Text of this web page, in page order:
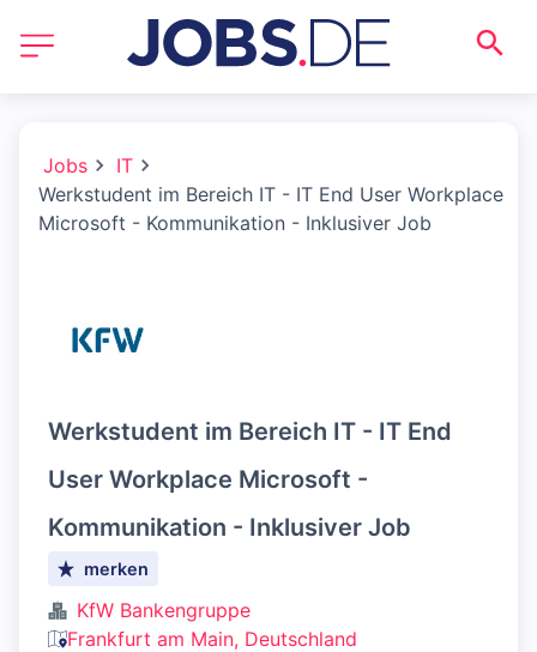
Jobs
IT
Werkstudent im Bereich IT - IT End User Workplace
Microsoft - Kommunikation - Inklusiver Job
Werkstudent im Bereich IT - IT End
User Workplace Microsoft -
Kommunikation - Inklusiver Job
merken
KfW Bankengruppe
Frankfurt am Main, Deutschland